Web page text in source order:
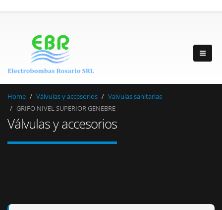
Home Válvulas y accesorios
Valvulas sanitarias
GRIFO NIVEL SUPERIOR GENEBRE
Válvulas y accesorios